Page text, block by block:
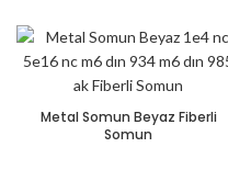
Metal Somun Beyaz Fiberli
Somun